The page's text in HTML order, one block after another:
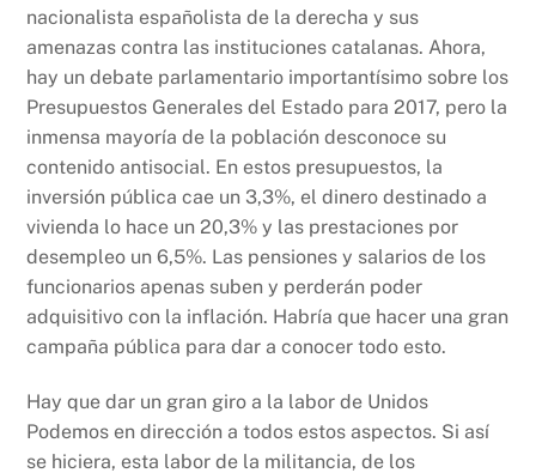
nacionalista españolista de la derecha y sus
amenazas contra las instituciones catalanas. Ahora,
hay un debate parlamentario importantísimo sobre los
Presupuestos Generales del Estado para 2017, pero la
inmensa mayoría de la población desconoce su
contenido antisocial. En estos presupuestos, la
inversión pública cae un 3,3%, el dinero destinado a
vivienda lo hace un 20,3% y las prestaciones por
desempleo un 6,5%. Las pensiones y salarios de los
funcionarios apenas suben y perderán poder
adquisitivo con la inflación. Habría que hacer una gran
campaña pública para dar a conocer todo esto.
Hay que dar un gran giro a la labor de Unidos
Podemos en dirección a todos estos aspectos. Si así
se hiciera, esta labor de la militancia, de los